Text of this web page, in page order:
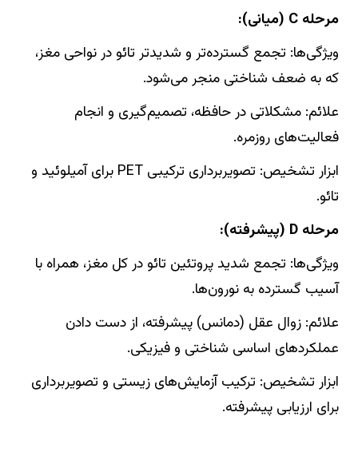
مرحله C (میانی):
ویژگی‌ها: تجمع گسترده‌تر و شدیدتر تائو در نواحی مغز،
که به ضعف شناختی منجر می‌شود.
علائم: مشکلاتی در حافظه، تصمیم‌گیری و انجام
فعالیت‌های روزمره.
ابزار تشخیص: تصویربرداری ترکیبی PET برای آمیلوئید و
تائو.
مرحله D (پیشرفته):
ویژگی‌ها: تجمع شدید پروتئین تائو در کل مغز، همراه با
آسیب گسترده به نورون‌ها.
علائم: زوال عقل (دمانس) پیشرفته، از دست دادن
عملکردهای اساسی شناختی و فیزیکى.
ابزار تشخیص: ترکیب آزمایش‌های زیستی و تصویربرداری
برای ارزیابی پیشرفته.